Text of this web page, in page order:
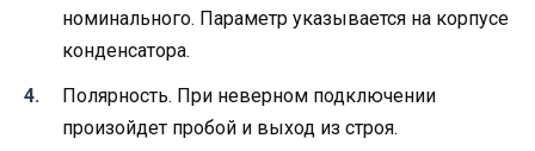
номинального. Параметр указывается на корпусе
конденсатора.
Полярность. При неверном подключении
произойдет пробой и выход из строя.